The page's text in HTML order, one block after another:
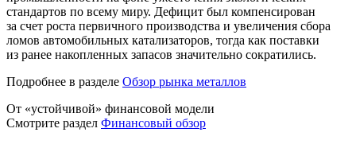
стандартов по всему миру. Дефицит был компенсирован
за счет роста первичного производства и увеличения сбора
ломов автомобильных катализаторов, тогда как поставки
из ранее накопленных запасов значительно сократились.
Подробнее в разделе Обзор рынка металлов
От «устойчивой» финансовой модели
Смотрите раздел Финансовый обзор